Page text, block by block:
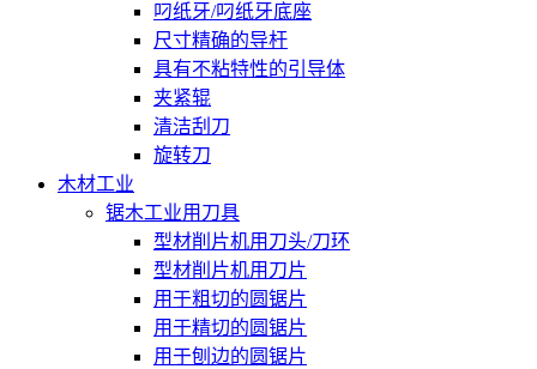
叼纸牙/叼纸牙底座
尺寸精确的导杆
具有不粘特性的引导体
夹紧辊
清洁刮刀
旋转刀
木材工业
锯木工业用刀具
型材削片机用刀头/刀环
型材削片机用刀片
用于粗切的圆锯片
用于精切的圆锯片
用于刨边的圆锯片